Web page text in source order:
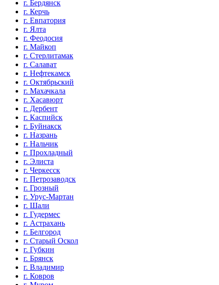
г. Бердянск
г. Керчь
г. Евпатория
г. Ялта
г. Феодосия
г. Майкоп
г. Стерлитамак
г. Салават
г. Нефтекамск
г. Октябрьский
г. Махачкала
г. Хасавюрт
г. Дербент
г. Каспийск
г. Буйнакск
г. Назрань
г. Нальчик
г. Прохладный
г. Элиста
г. Черкесск
г. Петрозаводск
г. Грозный
г. Урус-Мартан
г. Шали
г. Гудермес
г. Астрахань
г. Белгород
г. Старый Оскол
г. Губкин
г. Брянск
г. Владимир
г. Ковров